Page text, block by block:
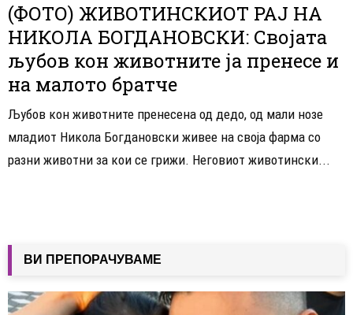
(ФОТО) ЖИВОТИНСКИОТ РАЈ НА
НИКОЛА БОГДАНОВСКИ: Својата
љубов кон животните ја пренесе и
на малото братче
Љубов кон животните пренесена од дедо, од мали нозе
младиот Никола Богдановски живее на своја фарма со
разни животни за кои се грижи. Неговиот животински...
ВИ ПРЕПОРАЧУВАМЕ